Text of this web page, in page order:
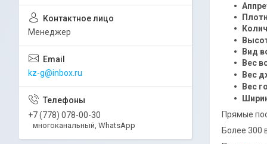
Вид
Вес
Вес
Вес
Прямые
Более 300
Менеджер
kz-g@inbox.ru
+7 (778) 078-00-30
многоканальный, WhatsApp